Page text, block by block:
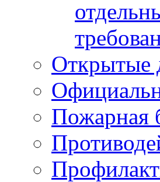
Открытые
Пожарная